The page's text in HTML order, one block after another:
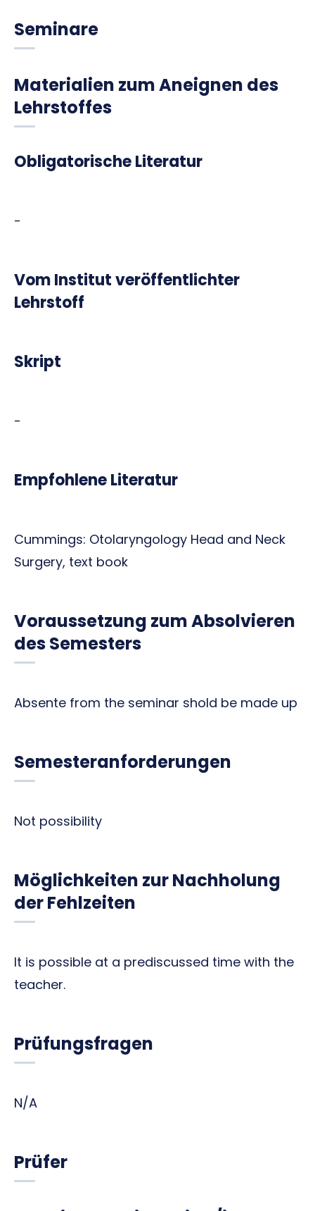
Seminare
Materialien zum Aneignen des
Lehrstoffes
Obligatorische Literatur
-
Vom Institut veröffentlichter
Lehrstoff
Skript
-
Empfohlene Literatur
Cummings: Otolaryngology Head and Neck
Surgery, text book
Voraussetzung zum Absolvieren
des Semesters
Absente from the seminar shold be made up
Semesteranforderungen
Not possibility
Möglichkeiten zur Nachholung
der Fehlzeiten
It is possible at a prediscussed time with the
teacher.
Prüfungsfragen
N/A
Prüfer